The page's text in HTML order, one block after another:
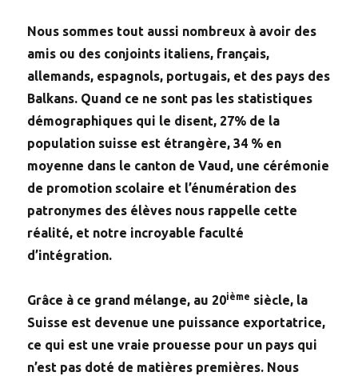
Nous sommes tout aussi nombreux à avoir des
amis ou des conjoints italiens, français,
allemands, espagnols, portugais, et des pays des
Balkans. Quand ce ne sont pas les statistiques
démographiques qui le disent, 27% de la
population suisse est étrangère, 34 % en
moyenne dans le canton de Vaud, une cérémonie
de promotion scolaire et l’énumération des
patronymes des élèves nous rappelle cette
réalité, et notre incroyable faculté
d’intégration.
Grâce à ce grand mélange, au 20ième siècle, la
Suisse est devenue une puissance exportatrice,
ce qui est une vraie prouesse pour un pays qui
n’est pas doté de matières premières. Nous